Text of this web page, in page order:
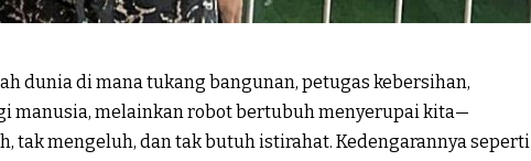
dunia di mana tukang bangunan, petugas kebersihan,
manusia, melainkan robot bertubuh menyerupai kita—
tak mengeluh, dan tak butuh istirahat. Kedengarannya seperti